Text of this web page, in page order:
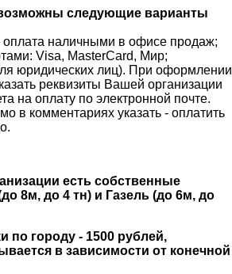
возможны следующие варианты
оплата наличными в офисе продаж;
Visa, MasterCard, Мир;
юридических лиц). При оформлении
реквизиты Вашей организации
на оплату по электронной почте.
в комментариях указать - оплатить
есть собственные
8м, до 4 тн) и Газель (до 6м, до
по городу - 1500 рублей,
в зависимости от конечной